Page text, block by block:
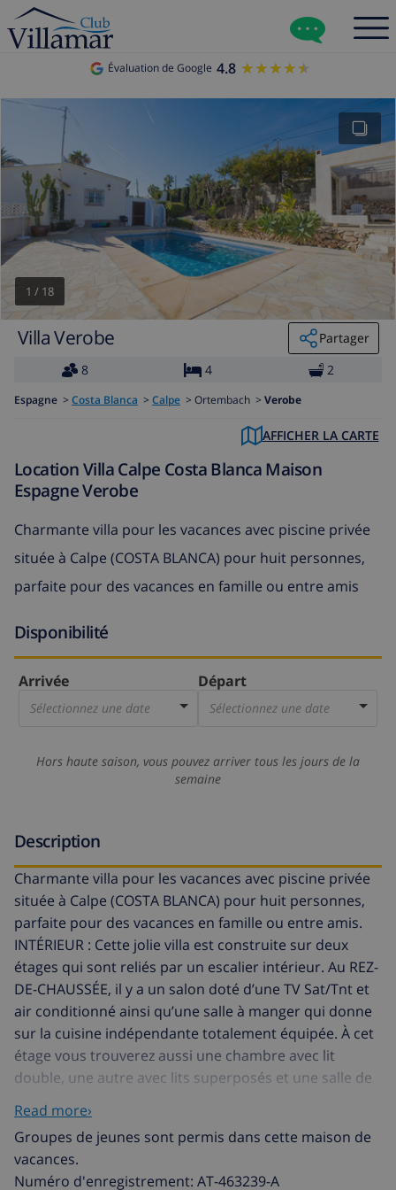
Évaluation de Google 4.8 ★★★★★
★★★★★
1 / 18
Villa Verobe
Partager
8
4 2
Espagne > Costa Blanca > Calpe > Ortembach > Verobe
AFFICHER LA CARTE
Location Villa Calpe Costa Blanca Maison
Espagne Verobe
Charmante villa pour les vacances avec piscine privée
située à Calpe (COSTA BLANCA) pour huit personnes,
parfaite pour des vacances en famille ou entre amis
Disponibilité
Arrivée
Sélectionnez une date
Départ
Sélectionnez une date
Hors haute saison, vous pouvez arriver tous les jours de la
semaine
Description
Charmante villa pour les vacances avec piscine privée
située à Calpe (COSTA BLANCA) pour huit personnes,
parfaite pour des vacances en famille ou entre amis.
INTÉRIEUR : Cette jolie villa est construite sur deux
étages qui sont reliés par un escalier intérieur. Au REZ-
DE-CHAUSSÉE, il y a un salon doté d’une TV Sat/Tnt et
air conditionné ainsi qu’une salle à manger qui donne
sur la cuisine indépendante totalement équipée. À cet
étage vous trouverez aussi une chambre avec lit
double, une autre avec lits superposés et une salle de
bain avec douche.
PREMIER ÉTAGE : il y a aussi une cuisine indépendante
totalement équipée, salon avec TV Sat/Tnt et salle à
manger. Deux chambres (une avec lit double et l’autre
Read more›
Groupes de jeunes sont permis dans cette maison de
vacances.
Numéro d'enregistrement: AT-463239-A